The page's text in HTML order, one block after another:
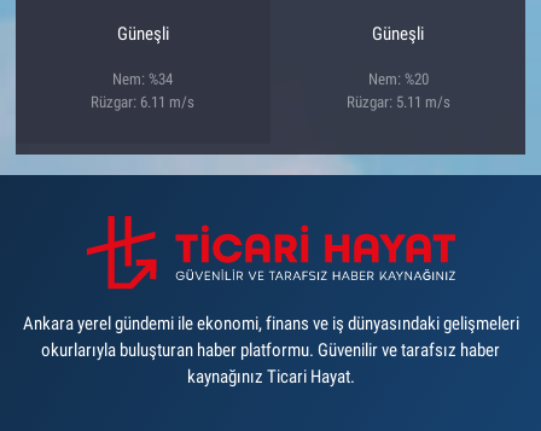
Güneşli
Nem: %34
Rüzgar: 6.11 m/s
Güneşli
Nem: %20
Rüzgar: 5.11 m/s
Ankara yerel gündemi ile ekonomi, finans ve iş dünyasındaki gelişmeleri
okurlarıyla buluşturan haber platformu. Güvenilir ve tarafsız haber
kaynağınız Ticari Hayat.